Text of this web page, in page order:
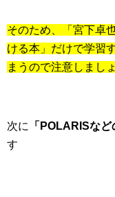
そのため、「宮下卓
ける本」だけで学習
まうので注意しましょ
次に 「POLARISな
す